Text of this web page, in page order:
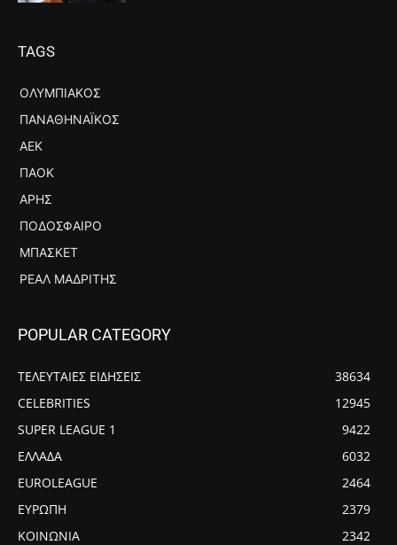
TAGS
ΟΛΥΜΠΙΑΚΌΣ
ΠΑΝΑΘΗΝΑΪΚΌΣ
ΑΕΚ
ΠΑΟΚ
ΆΡΗΣ
ΠΟΔΌΣΦΑΙΡΟ
ΜΠΆΣΚΕΤ
ΡΕΆΛ ΜΑΔΡΊΤΗΣ
POPULAR CATEGORY
ΤΕΛΕΥΤΑΙΕΣ ΕΙΔΗΣΕΙΣ
38634
CELEBRITIES
12945
SUPER LEAGUE 1
9422
ΕΛΛΑΔΑ
6032
EUROLEAGUE
2464
ΕΥΡΩΠΗ
2379
ΚΟΙΝΩΝΙΑ
2342